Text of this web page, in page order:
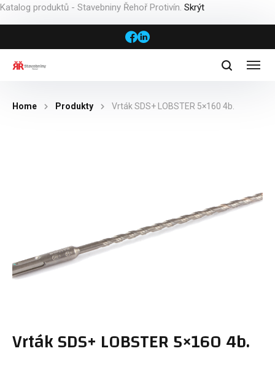
Katalog produktů - Stavebniny Řehoř Protivín. Skrýt
Home Produkty Vrták SDS+ LOBSTER 5×160 4b.
Vrták SDS+ LOBSTER 5×160 4b.